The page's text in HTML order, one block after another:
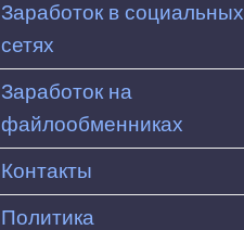
Заработок в социальных
сетях
Заработок на
файлообменниках
Контакты
Политика